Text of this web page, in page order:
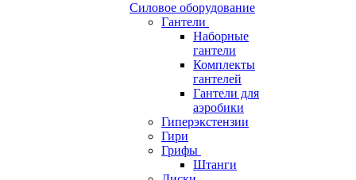
Силовое оборудование
Гантели
Наборные
гантели
Комплекты
гантелей
Гантели для
аэробики
Гиперэкстензии
Гири
Грифы
Штанги